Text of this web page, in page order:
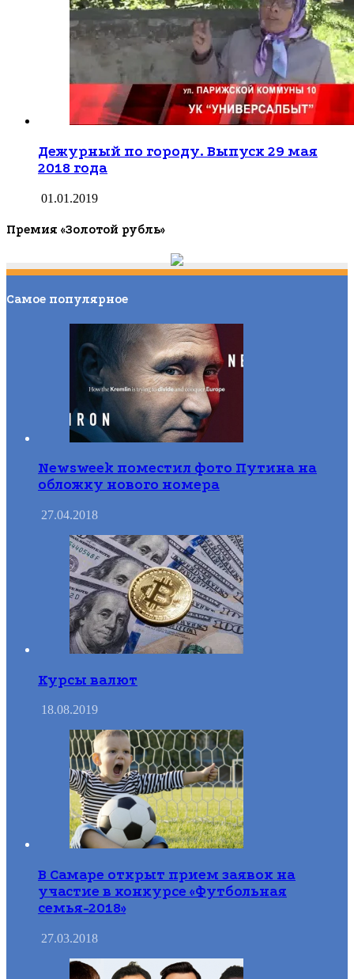
Дежурный по городу. Выпуск 29 мая
2018 года
01.01.2019
Премия «Золотой рубль»
Самое популярное
Newsweek поместил фото Путина на
обложку нового номера
27.04.2018
Курсы валют
18.08.2019
В Самаре открыт прием заявок на
участие в конкурсе «Футбольная
семья-2018»
27.03.2018